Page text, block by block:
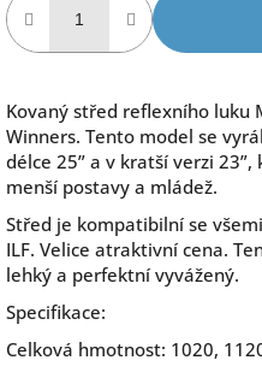
Kovaný střed reflexního luku
Winners. Tento model se
délce 25” a v kratší verzi
menší postavy a mládež.
Střed je kompatibilní se
ILF. Velice atraktivní cena.
lehký a perfektní vyvážený.
Specifikace:
Celková hmotnost: 1020,